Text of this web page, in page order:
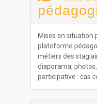
Mises en situation
plateforme
métiers des
diaporama,
participative : cas